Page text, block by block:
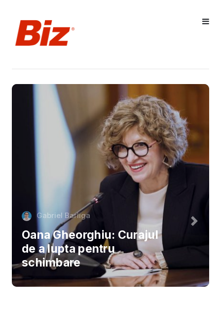
Gabriel Barliga
Oana Gheorghiu: Curajul
de a lupta pentru
schimbare